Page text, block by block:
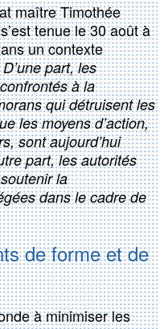
maître Timothée
tenue le 30 août à
un contexte
D’une part, les
à la
qui détruisent les
les moyens d’action,
sont aujourd’hui
part, les autorités
la
dans le cadre de
de forme et de
à minimiser les